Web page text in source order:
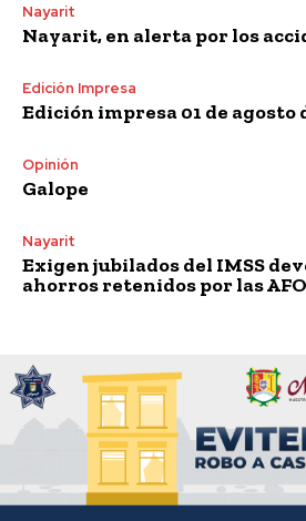
Nayarit
Nayarit, en alerta por los
Edición Impresa
Edición impresa 01 de agosto
Opinión
Galope
Nayarit
Exigen jubilados del IMSS
ahorros retenidos por las